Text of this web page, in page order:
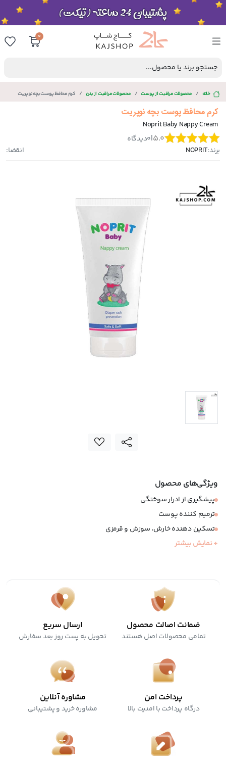
0
جستجو برند یا محصول...
خانه محصولات مراقبت از پوست محصولات مراقبت از بدن کرم محافظ پوست بچه نوپریت
کرم محافظ پوست بچه نوپریت
Noprit Baby Nappy Cream
5.0
|
0دیدگاه
برند:NOPRIT انقضا:
ویژگی‌های محصول
پیشگیری از ادرار سوختگی
ترمیم کننده پوست
تسکین دهنده خارش، سوزش و قرمزی
مناسب استفاده در تمامی سنین
+ نمایش بیشتر
ضمانت اصالت محصول
تمامی محصولات اصل هستند
ارسال سریع
تحویل به پست روز بعد سفارش
پرداخت امن
درگاه پرداخت با امنیت بالا
مشاوره آنلاین
مشاوره خرید و پشتیبانی